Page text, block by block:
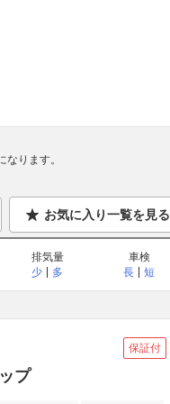
ります。
お気に入り一覧を見る
排気量
少
多
車検
長
短
保証付
プ